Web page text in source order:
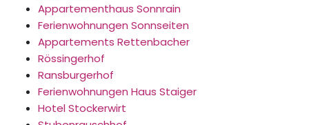
Appartementhaus Sonnrain
Ferienwohnungen Sonnseiten
Appartements Rettenbacher
Rössingerhof
Ransburgerhof
Ferienwohnungen Haus Staiger
Hotel Stockerwirt